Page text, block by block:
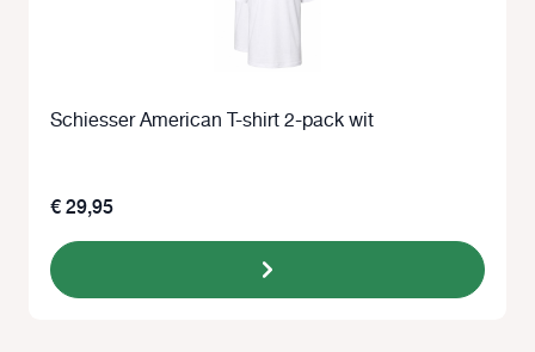
Schiesser American T-shirt 2-pack wit
€ 29,95